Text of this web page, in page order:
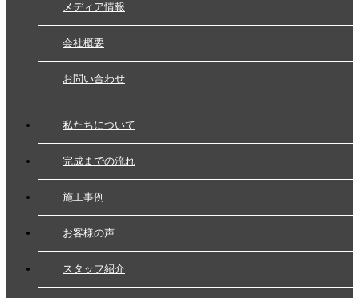
メディア情報
会社概要
お問い合わせ
私たちについて
完成までの流れ
施工事例
お客様の声
スタッフ紹介